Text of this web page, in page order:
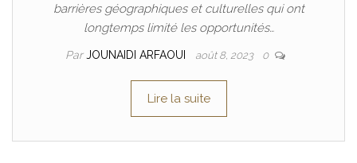
barrières géographiques et culturelles qui ont
longtemps limité les opportunités…
ParJOUNAIDI ARFAOUI août 8, 2023 0
Lire la suite